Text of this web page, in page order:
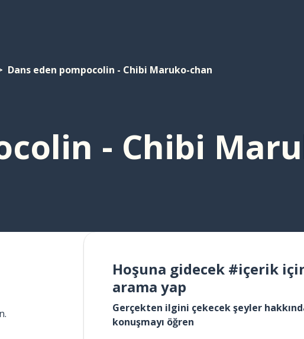
Dans eden pompocolin - Chibi Maruko-chan
- Chibi
Hoşuna gidecek #içerik
arama yap
Gerçekten ilgini çekecek şeyler
konuşmayı öğren